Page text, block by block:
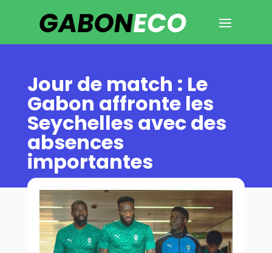
Jour de match : Le
Gabon affronte les
Seychelles avec des
absences
importantes